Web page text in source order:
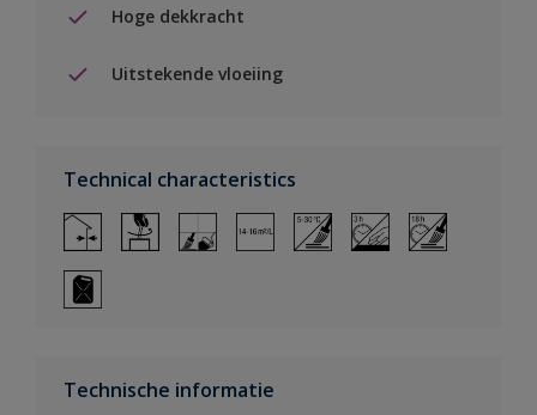
Hoge dekkracht
Uitstekende vloeiing
Technical characteristics
Technische informatie